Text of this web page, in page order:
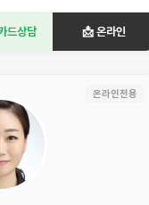
드상담 📩 온라인
온라인전용